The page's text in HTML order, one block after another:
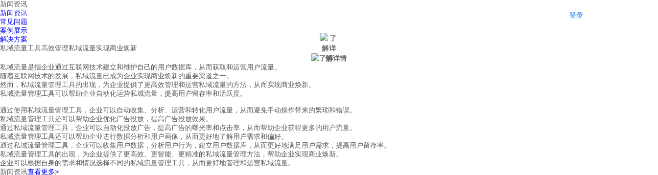
红鹰工作手机 登录
新闻资讯
新闻资讯
常见问题
案例展示
解决方案
私域流量工具高效管理私域流量实现商业焕新
私域流量是指企业通过互联网技术建立和维护自己的用户数据库，从而获取和运营用户流量。
随着互联网技术的发展，私域流量已成为企业实现商业焕新的重要渠道之一。
然而，私域流量管理工具的出现，为企业提供了更高效管理和运营私域流量的方法，从而实现商业焕新。
私域流量管理工具可以帮助企业自动化运营私域流量，提高用户留存率和活跃度。
通过使用私域流量管理工具，企业可以自动收集、分析、运营和转化用户流量，从而避免手动操作带来的繁琐和错误。
私域流量管理工具还可以帮助企业优化广告投放，提高广告投放效果。
通过私域流量管理工具，企业可以自动化投放广告，提高广告的曝光率和点击率，从而帮助企业获得更多的用户流量。
私域流量管理工具还可以帮助企业进行数据分析和用户画像，从而更好地了解用户需求和偏好。
通过私域流量管理工具，企业可以收集用户数据，分析用户行为，建立用户数据库，从而更好地满足用户需求，提高用户留存率。
私域流量管理工具的出现，为企业提供了更高效、更智能、更精准的私域流量管理方法，帮助企业实现商业焕新。
企业可以根据自身的需求和情况选择不同的私域流量管理工具，从而更好地管理和运营私域流量。
新闻资讯查看更多>